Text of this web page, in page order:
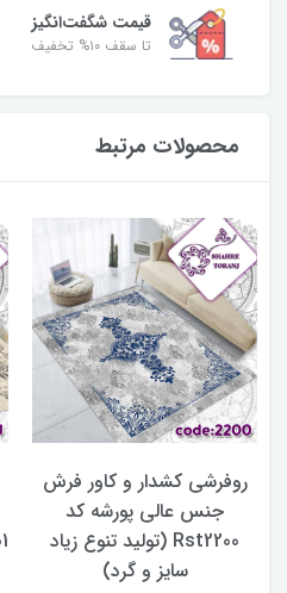
قیمت شگفت‌انگیز
تا سقف ۱۰% تخفیف
محصولات مرتبط
روفرشی کشدار و کاور فرش
جنس عالی پورشه کد
Rst2200 (تولید تنوع زیاد
سایز و گرد)